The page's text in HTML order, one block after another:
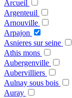
Arcueil
Argenteuil
Arnouville
Arpajon
Asnieres sur seine
Athis mons
Aubergenville
Aubervilliers
Aulnay sous bois
Auray